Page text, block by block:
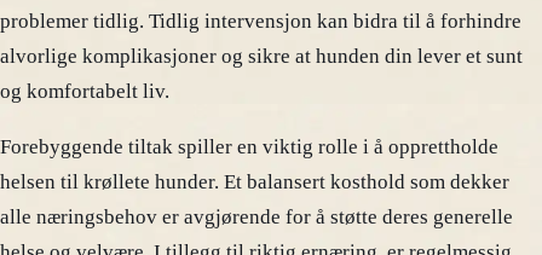
problemer tidlig. Tidlig intervensjon kan bidra til å forhindre
alvorlige komplikasjoner og sikre at hunden din lever et sunt
og komfortabelt liv.
Forebyggende tiltak spiller en viktig rolle i å opprettholde
helsen til krøllete hunder. Et balansert kosthold som dekker
alle næringsbehov er avgjørende for å støtte deres generelle